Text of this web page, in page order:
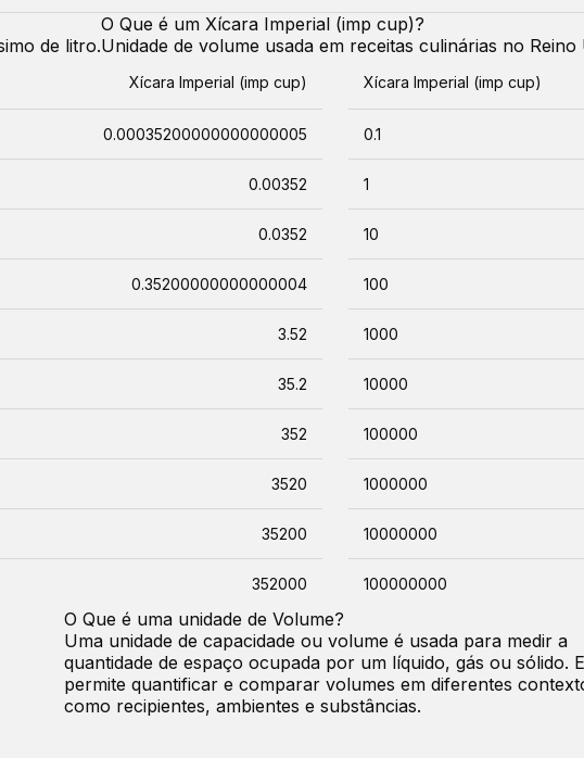
de litro.
O Que é um Xícara Imperial (imp cup)?
Unidade de volume usada em receitas culinárias no
Xícara Imperial (imp cup)
0.00035200000000000005
0.00352
0.0352
0.35200000000000004
3.52
35.2
352
3520
35200
352000
Xícara Imperial (imp cup)
0.1
1
10
100
1000
10000
100000
1000000
10000000
100000000
O Que é uma unidade de Volume?
Uma unidade de capacidade ou volume é usada para medir a
quantidade de espaço ocupada por um líquido, gás ou sólido.
permite quantificar e comparar volumes em diferentes
como recipientes, ambientes e substâncias.